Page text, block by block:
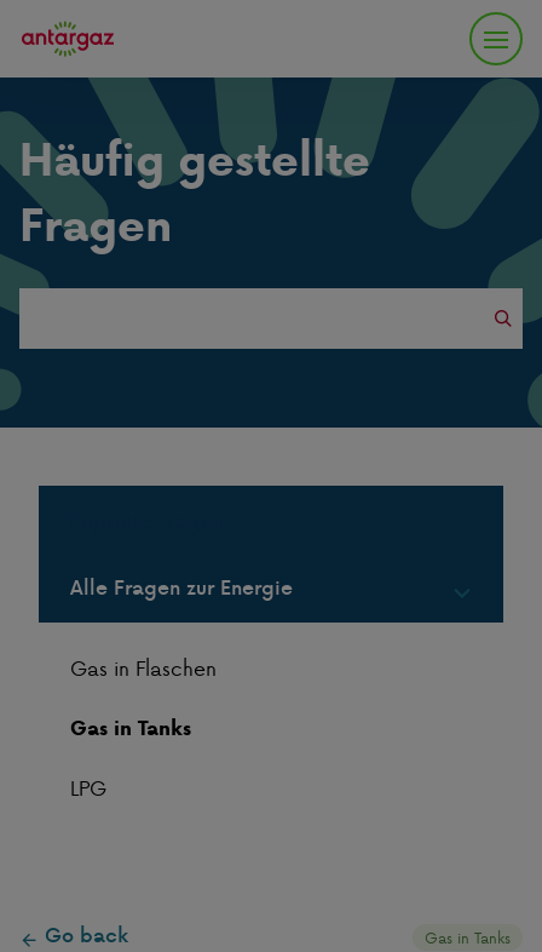
Häufig gestellte
Fragen
Alle Fragen zur Energie
Gas in Flaschen
Gas in Tanks
LPG
Go back Gas in Tanks